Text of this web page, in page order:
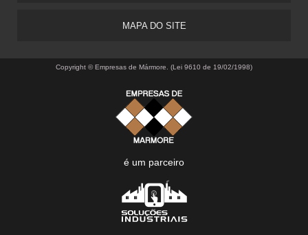
MAPA DO SITE
Copyright © Empresas de Mármore. (Lei 9610 de 19/02/1998)
é um parceiro